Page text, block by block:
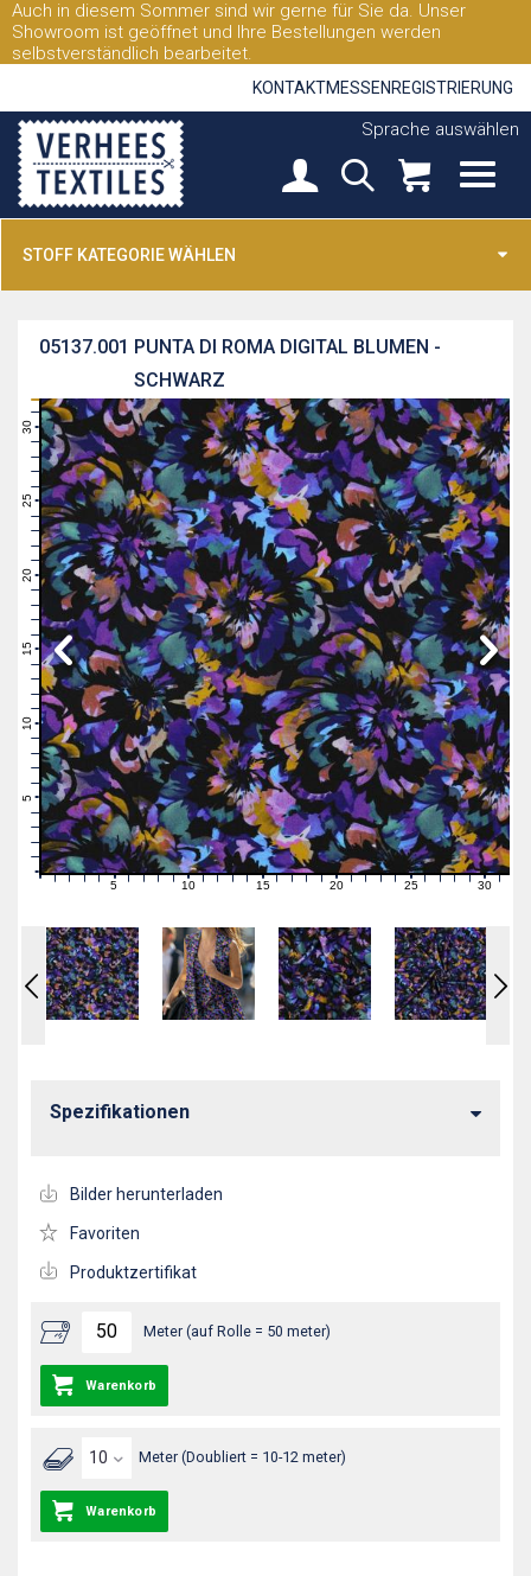
Auch in diesem Sommer sind wir gerne für Sie da. Unser
Showroom ist geöffnet und Ihre Bestellungen werden
selbstverständlich bearbeitet.
KONTAKTMESSEN REGISTRIERUNG
Sprache auswählen
STOFF KATEGORIE WÄHLEN
PUNTA DI ROMA DIGITAL BLUMEN -
SCHWARZ
05137.001
0
1
3
4
5
6
8
9
10
11
12
13
14
15
16
17
18
20
21
22
23
24
25
26
28
29
30
31
0 1 2 3 4 5 6 7 891011121314 1516171819 21222324 252627282930 31
Meter (auf Rolle = 50 meter)
Warenkorb
Meter (Doubliert = 10-12 meter)
Warenkorb
Spezifikationen
Bilder herunterladen
Favoriten
Produktzertifikat